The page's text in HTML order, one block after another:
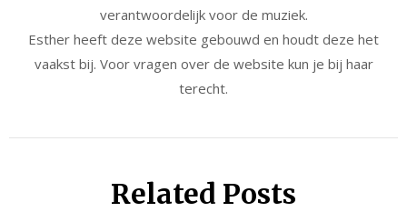
verantwoordelijk voor de muziek.
Esther heeft deze website gebouwd en houdt deze het
vaakst bij. Voor vragen over de website kun je bij haar
terecht.
Related Posts